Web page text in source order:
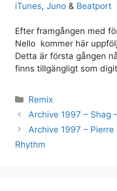
iTunes, Juno & Beatport
Efter framgången med
Nello kommer här
Detta är första gången
finns tillgängligt som
Kategorier
Remix
Archive 1997 – Shag
Archive 1997 –
Rhythm